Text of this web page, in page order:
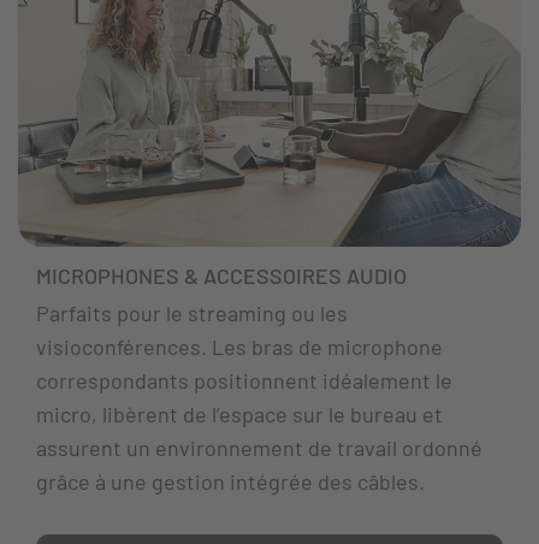
MICROPHONES & ACCESSOIRES AUDIO
Parfaits pour le streaming ou les
visioconférences. Les bras de microphone
correspondants positionnent idéalement le
micro, libèrent de l’espace sur le bureau et
assurent un environnement de travail ordonné
grâce à une gestion intégrée des câbles.